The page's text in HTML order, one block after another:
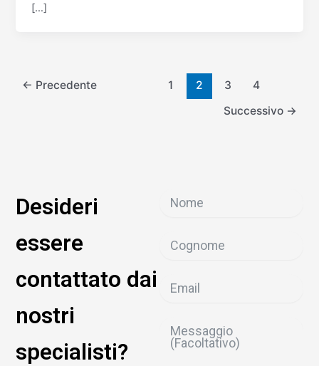
[…]
← Precedente 1 2 3
4
Successivo →
Desideri
essere
contattato dai
nostri
specialisti?